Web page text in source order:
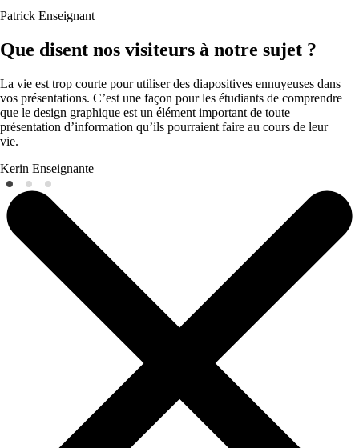
Patrick Enseignant
Que disent nos visiteurs à notre sujet ?
La vie est trop courte pour utiliser des diapositives ennuyeuses dans
vos présentations. C’est une façon pour les étudiants de comprendre
que le design graphique est un élément important de toute
présentation d’information qu’ils pourraient faire au cours de leur
vie.
Kerin Enseignante